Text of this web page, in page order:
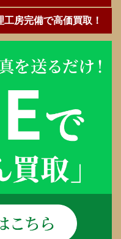
房完備で高価買取！